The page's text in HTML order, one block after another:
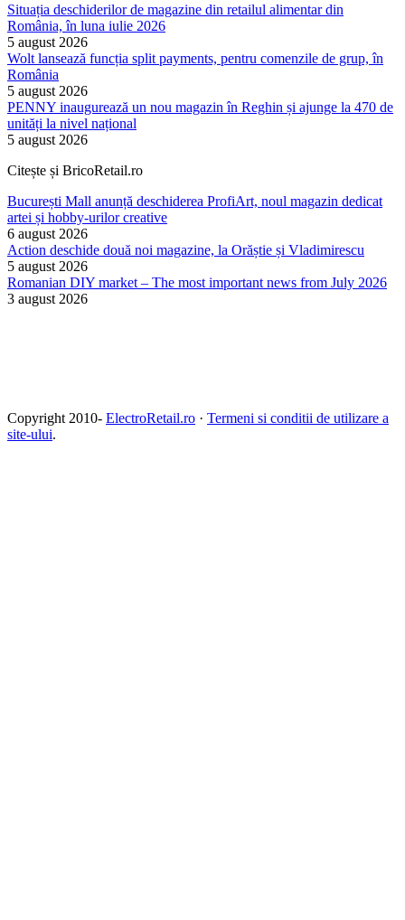
Situația deschiderilor de magazine din retailul alimentar din
România, în luna iulie 2026
5 august 2026
Wolt lansează funcția split payments, pentru comenzile de grup, în
România
5 august 2026
PENNY inaugurează un nou magazin în Reghin și ajunge la 470 de
unități la nivel național
5 august 2026
Citește și BricoRetail.ro
București Mall anunță deschiderea ProfiArt, noul magazin dedicat
artei și hobby-urilor creative
6 august 2026
Action deschide două noi magazine, la Orăștie și Vladimirescu
5 august 2026
Romanian DIY market – The most important news from July 2026
3 august 2026
Copyright 2010- ElectroRetail.ro · Termeni si conditii de utilizare a
site-ului.